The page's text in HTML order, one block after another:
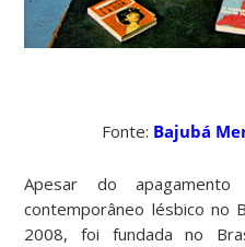
Fonte: Bajubá
Apesar do
contemporâneo lésbico no
2008, foi fundada no